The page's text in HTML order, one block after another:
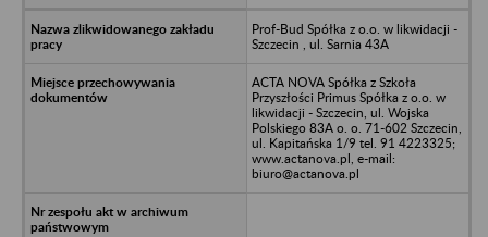
Prof-Bud Spółka z o.o. w likwidacji -
Szczecin , ul. Sarnia 43A
ACTA NOVA Spółka z Szkoła
Przyszłości Primus Spółka z o.o. w
likwidacji - Szczecin, ul. Wojska
Polskiego 83A o. o. 71-602 Szczecin,
ul. Kapitańska 1/9 tel. 91 4223325;
www.actanova.pl, e-mail:
biuro@actanova.pl